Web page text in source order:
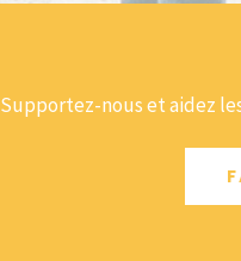
Supportez-nous et aidez